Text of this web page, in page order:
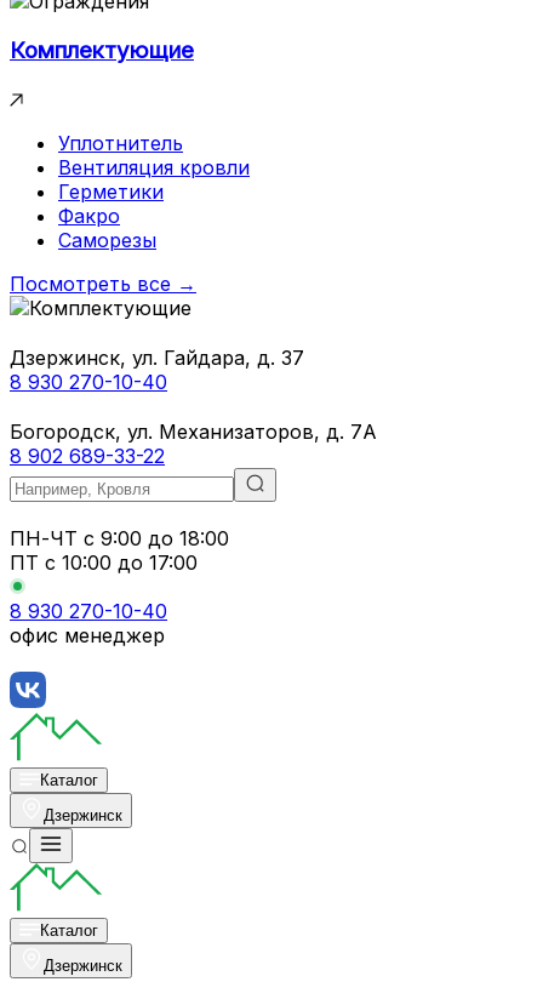
Комплектующие
Уплотнитель
Вентиляция кровли
Герметики
Факро
Саморезы
Посмотреть все →
Дзержинск, ул. Гайдара, д. 37
8 930 270-10-40
Богородск, ул. Механизаторов, д. 7А
8 902 689-33-22
ПН-ЧТ с 9:00 до 18:00
ПТ с 10:00 до 17:00
8 930 270-10-40
офис менеджер
Каталог
Дзержинск
Каталог
Дзержинск